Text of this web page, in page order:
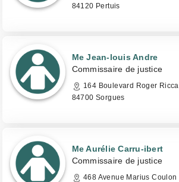
84120 Pertuis
Me Jean-louis Andre
Commissaire de justice
164 Boulevard Roger Ricca
84700 Sorgues
Me Aurélie Carru-ibert
Commissaire de justice
468 Avenue Marius Coulon